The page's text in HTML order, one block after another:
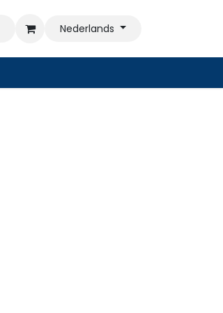
Nederlands